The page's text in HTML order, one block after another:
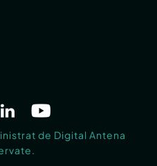
de Digital Antena